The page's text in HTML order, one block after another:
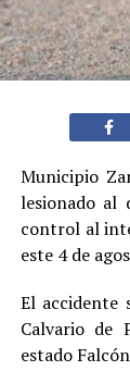
Municipio
lesionado al
control al
este 4 de
El accidente
Calvario de
estado